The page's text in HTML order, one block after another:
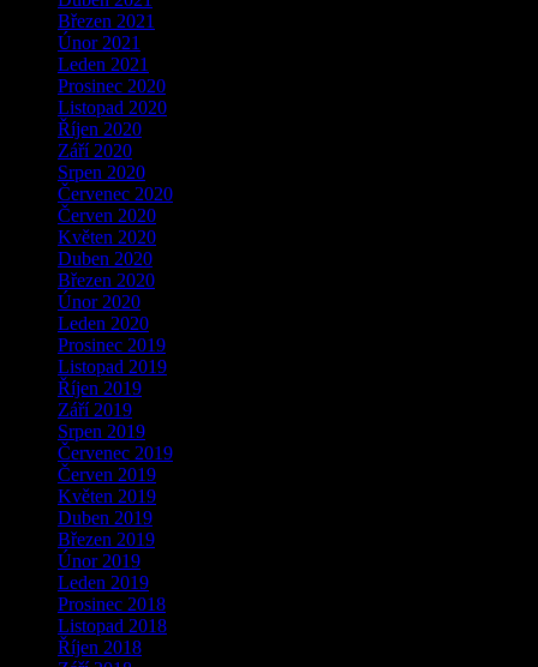
Březen 2021
Únor 2021
Leden 2021
Prosinec 2020
Listopad 2020
Říjen 2020
Září 2020
Srpen 2020
Červenec 2020
Červen 2020
Květen 2020
Duben 2020
Březen 2020
Únor 2020
Leden 2020
Prosinec 2019
Listopad 2019
Říjen 2019
Září 2019
Srpen 2019
Červenec 2019
Červen 2019
Květen 2019
Duben 2019
Březen 2019
Únor 2019
Leden 2019
Prosinec 2018
Listopad 2018
Říjen 2018